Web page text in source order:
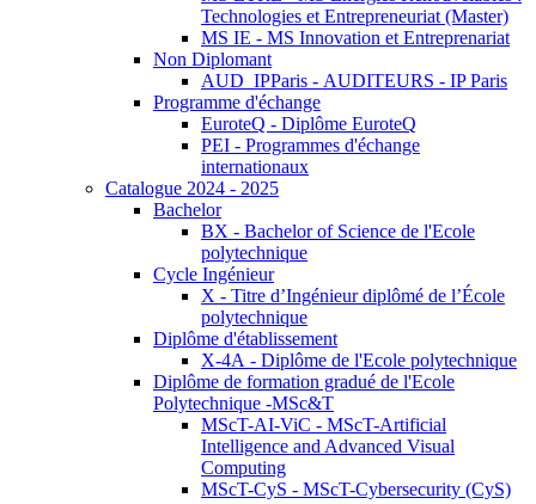
Technologies et Entrepreneuriat (Master)
MS IE - MS Innovation et Entreprenariat
Non Diplomant
AUD_IPParis - AUDITEURS - IP Paris
Programme d'échange
EuroteQ - Diplôme EuroteQ
PEI - Programmes d'échange
internationaux
Catalogue 2024 - 2025
Bachelor
BX - Bachelor of Science de l'Ecole
polytechnique
Cycle Ingénieur
X - Titre d’Ingénieur diplômé de l’École
polytechnique
Diplôme d'établissement
X-4A - Diplôme de l'Ecole polytechnique
Diplôme de formation gradué de l'Ecole
Polytechnique -MSc&T
MScT-AI-ViC - MScT-Artificial
Intelligence and Advanced Visual
Computing
MScT-CyS - MScT-Cybersecurity (CyS)